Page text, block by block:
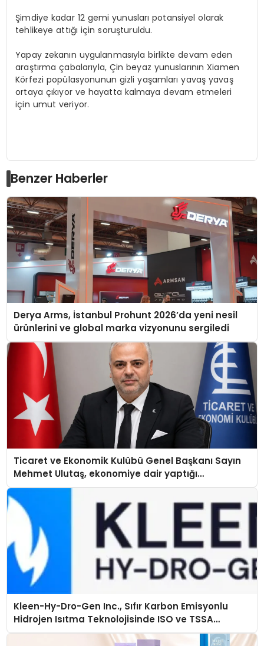
Şimdiye kadar 12 gemi yunusları potansiyel olarak
tehlikeye attığı için soruşturuldu.
Yapay zekanın uygulanmasıyla birlikte devam eden
araştırma çabalarıyla, Çin beyaz yunuslarının Xiamen
Körfezi popülasyonunun gizli yaşamları yavaş yavaş
ortaya çıkıyor ve hayatta kalmaya devam etmeleri
için umut veriyor.
Benzer Haberler
Derya Arms, İstanbul Prohunt 2026’da yeni nesil
ürünlerini ve global marka vizyonunu sergiledi
Ticaret ve Ekonomik Kulübü Genel Başkanı Sayın
Mehmet Ulutaş, ekonomiye dair yaptığı
açıklamada şunları kaydetti:
Kleen-Hy-Dro-Gen Inc., Sıfır Karbon Emisyonlu
Hidrojen Isıtma Teknolojisinde ISO ve TSSA
Düzenleyici Onaylarını Aldı